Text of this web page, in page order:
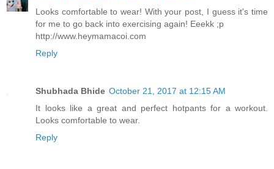
Looks comfortable to wear! With your post, I guess it's time
for me to go back into exercising again! Eeekk ;p
http://www.heymamacoi.com
Reply
Shubhada Bhide October 21, 2017 at 12:15 AM
It looks like a great and perfect hotpants for a workout.
Looks comfortable to wear.
Reply